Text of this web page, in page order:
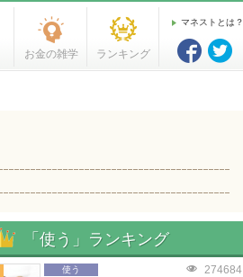
お金の雑学 ランキング
マネストとは？
「使う」ランキング
使う 274684